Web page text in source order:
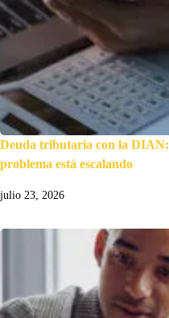
Deuda tributaria con la DIAN:
problema está escalando
julio 23, 2026